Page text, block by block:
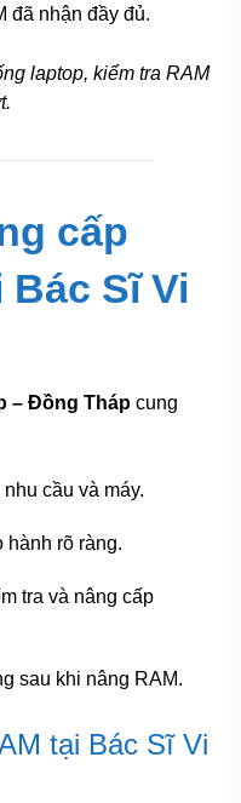
đã nhận đầy đủ.
laptop, kiểm tra RAM
cấp
Bác Sĩ Vi
– Đồng Thápcung
cầu và máy.
hành rõ ràng.
tra và nâng cấp
sau khi nâng RAM.
tại Bác Sĩ Vi